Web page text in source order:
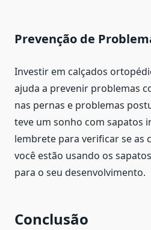
Prevenção de
Investir em calçados
ajuda a prevenir problemas
nas pernas e problemas
teve um sonho com sapatos
lembrete para verificar se as
você estão usando os
para o seu desenvolvimento.
Conclusão